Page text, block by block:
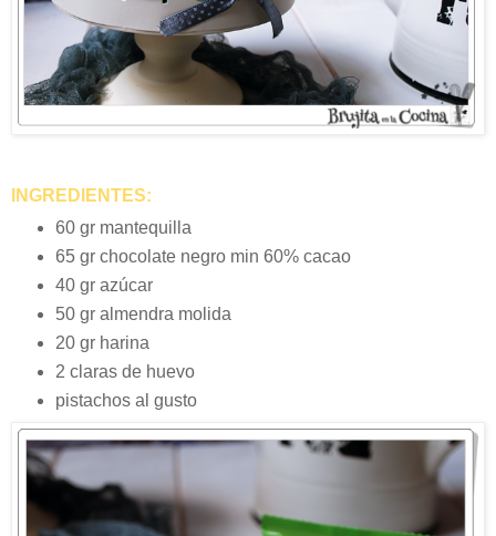
INGREDIENTES:
60 gr mantequilla
65 gr chocolate negro min 60% cacao
40 gr azúcar
50 gr almendra molida
20 gr harina
2 claras de huevo
pistachos al gusto